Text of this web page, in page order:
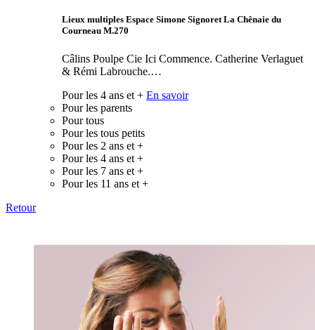
Lieux multiples Espace Simone Signoret La Chênaie du
Courneau M.270
Câlins Poulpe Cie Ici Commence. Catherine Verlaguet
& Rémi Labrouche.…
Pour les 4 ans et + En savoir
Pour les parents
Pour tous
Pour les tous petits
Pour les 2 ans et +
Pour les 4 ans et +
Pour les 7 ans et +
Pour les 11 ans et +
Retour